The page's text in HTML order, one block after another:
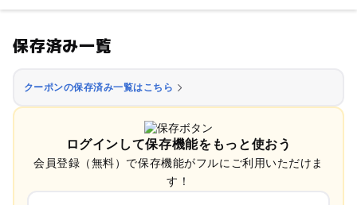
保存済み一覧
クーポンの保存済み一覧はこちら
ログインして保存機能をもっと使おう
会員登録（無料）で保存機能がフルにご利用いただけま
す！